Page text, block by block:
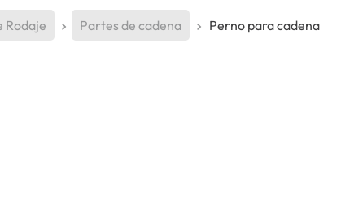
Rodaje Partes de cadena Perno para cadena